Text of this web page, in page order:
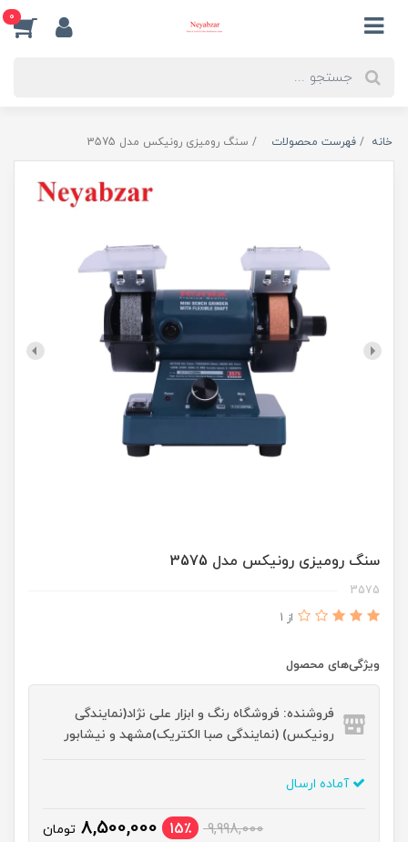
0
خانه فهرست محصولات سنگ رومیزی رونیکس مدل 3575
سنگ رومیزی رونیکس مدل 3575
3575
از 1
ویژگی‌های محصول
فروشنده: فروشگاه رنگ و ابزار علی نژاد(نمایندگی
رونیکس) (نمایندگی صبا الکتریک)مشهد و نیشابور
آماده ارسال
9,998,000 15٪ 8,500,000 تومان